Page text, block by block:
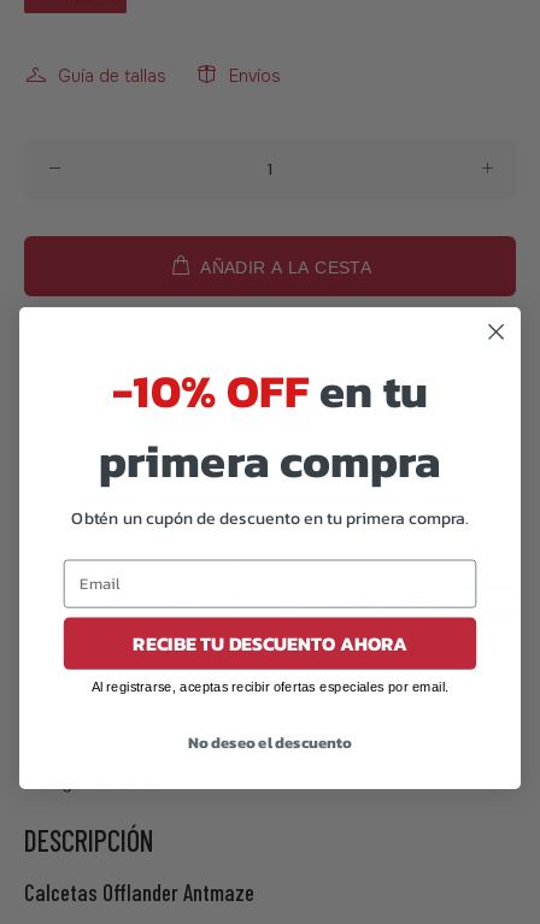
Guía de tallas Envíos
AÑADIR A LA CESTA
Pares vendidos en las últimas 48 horas
DESCRIPCIÓN
Calcetas Offlander Antmaze
-10% OFFen tu
primera compra
Obtén un cupón de descuento en tu primera compra.
RECIBE TU DESCUENTO AHORA
Al registrarse, aceptas recibir ofertas especiales por email.
No deseo el descuento